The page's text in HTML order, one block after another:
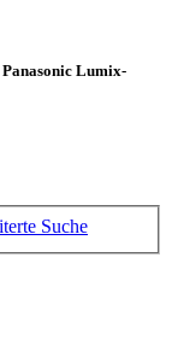
Lumix-
Suche